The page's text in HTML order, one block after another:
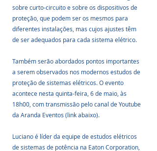
sobre curto-circuito e sobre os dispositivos de
proteção, que podem ser os mesmos para
diferentes instalações, mas cujos ajustes têm
de ser adequados para cada sistema elétrico.
Também serão abordados pontos importantes
a serem observados nos modernos estudos de
proteção de sistemas elétricos. O evento
acontece nesta quinta-feira, 6 de maio, às
18h00, com transmissão pelo canal de Youtube
da Aranda Eventos (link abaixo).
Luciano é líder da equipe de estudos elétricos
de sistemas de potência na Eaton Corporation,